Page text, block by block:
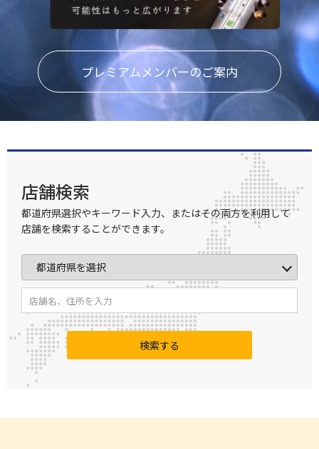
プレミアムメンバーのご案内
店舗検索
都道府県選択やキーワード入力、またはその両方を利用して
店舗を検索することができます。
検索する